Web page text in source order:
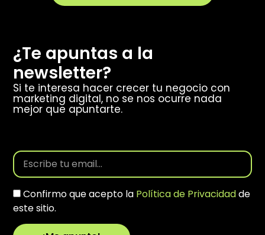
¿Te apuntas a la
newsletter?
Si te interesa hacer crecer tu negocio con
marketing digital, no se nos ocurre nada
mejor que apuntarte.
Confirmo que acepto la Política de Privacidadde
este sitio.